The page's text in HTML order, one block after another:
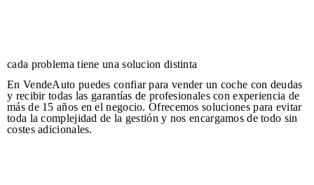
cada problema tiene una solucion distinta
En VendeAuto puedes confiar para vender un coche con deudas
y recibir todas las garantías de profesionales con experiencia de
más de 15 años en el negocio. Ofrecemos soluciones para evitar
toda la complejidad de la gestión y nos encargamos de todo sin
costes adicionales.